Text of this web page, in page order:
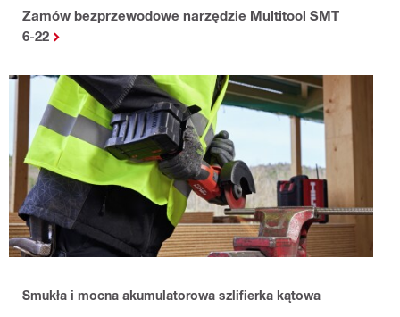
Zamów bezprzewodowe narzędzie Multitool SMT
6-22
Smukła i mocna akumulatorowa szlifierka kątowa